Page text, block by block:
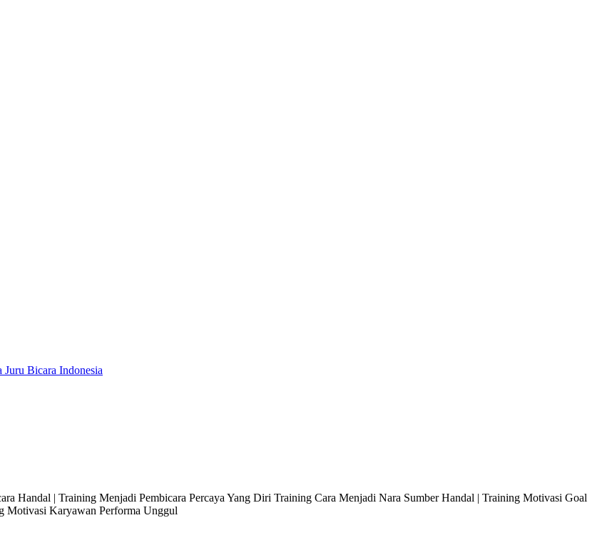
Handal | Training Menjadi Pembicara Percaya Yang Diri Training Cara Menjadi Nara Sumber Handal | Training Motivasi Goal
Motivasi Karyawan Performa Unggul